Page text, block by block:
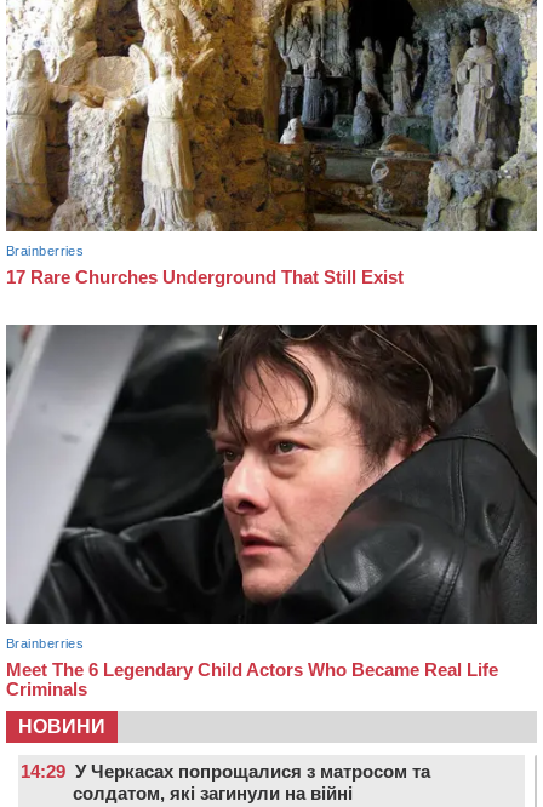
НОВИНИ
14:29 У Черкасах попрощалися з матросом та
солдатом, які загинули на війні